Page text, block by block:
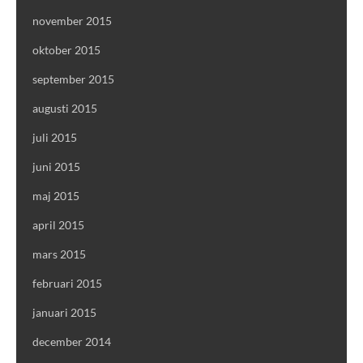
november 2015
oktober 2015
september 2015
augusti 2015
juli 2015
juni 2015
maj 2015
april 2015
mars 2015
februari 2015
januari 2015
december 2014